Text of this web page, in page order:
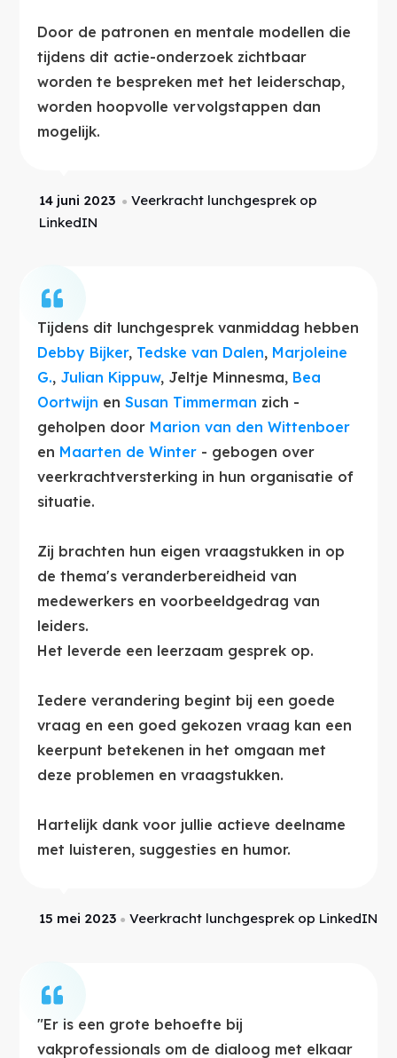
Door de patronen en mentale modellen die
tijdens dit actie-onderzoek zichtbaar
worden te bespreken met het leiderschap,
worden hoopvolle vervolgstappen dan
mogelijk.
14 juni 2023 ● Veerkracht lunchgesprek op
LinkedIN
Tijdens dit lunchgesprek vanmiddag hebben
Debby Bijker, Tedske van Dalen, Marjoleine
G., Julian Kippuw, Jeltje Minnesma, Bea
Oortwijn en Susan Timmerman zich -
geholpen door Marion van den Wittenboer
en Maarten de Winter - gebogen over
veerkrachtversterking in hun organisatie of
situatie.
Zij brachten hun eigen vraagstukken in op
de thema's veranderbereidheid van
medewerkers en voorbeeldgedrag van
leiders.
Het leverde een leerzaam gesprek op.
Iedere verandering begint bij een goede
vraag en een goed gekozen vraag kan een
keerpunt betekenen in het omgaan met
deze problemen en vraagstukken.
Hartelijk dank voor jullie actieve deelname
met luisteren, suggesties en humor.
15 mei 2023 ● Veerkracht lunchgesprek op LinkedIN
"Er is een grote behoefte bij
vakprofessionals om de dialoog met elkaar